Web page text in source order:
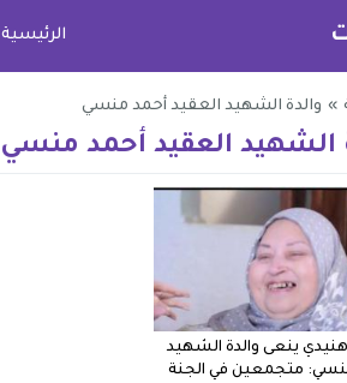
الرئيسية
» والدة الشهيد العقيد أحمد منسي
الشهيد العقيد أحمد منسي
ينعى والدة الشهيد
متجمعين في الجنة